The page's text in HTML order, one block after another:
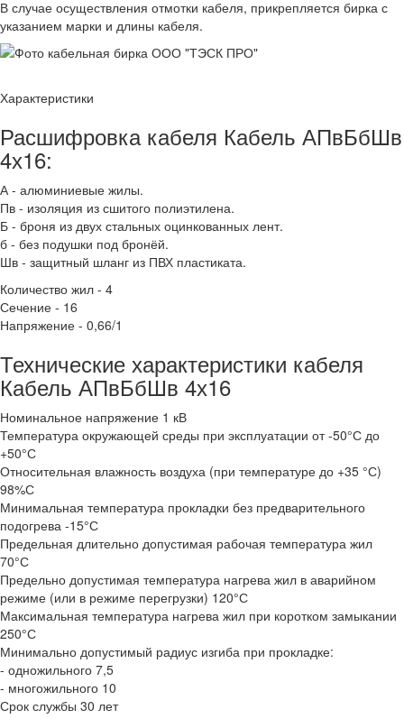
В случае осуществления отмотки кабеля, прикрепляется бирка с
указанием марки и длины кабеля.
Характеристики
Расшифровка кабеля Кабель АПвБбШв
4х16:
А - алюминиевые жилы.
Пв - изоляция из сшитого полиэтилена.
Б - броня из двух стальных оцинкованных лент.
б - без подушки под бронёй.
Шв - защитный шланг из ПВХ пластиката.
Количество жил - 4
Сечение - 16
Напряжение - 0,66/1
Технические характеристики кабеля
Кабель АПвБбШв 4х16
Номинальное напряжение 1 кВ
Температура окружающей среды при эксплуатации от -50°С до
+50°С
Относительная влажность воздуха (при температуре до +35 °С)
98%С
Минимальная температура прокладки без предварительного
подогрева -15°С
Предельная длительно допустимая рабочая температура жил
70°С
Предельно допустимая температура нагрева жил в аварийном
режиме (или в режиме перегрузки) 120°С
Максимальная температура нагрева жил при коротком замыкании
250°С
Минимально допустимый радиус изгиба при прокладке:
- одножильного 7,5
- многожильного 10
Срок службы 30 лет